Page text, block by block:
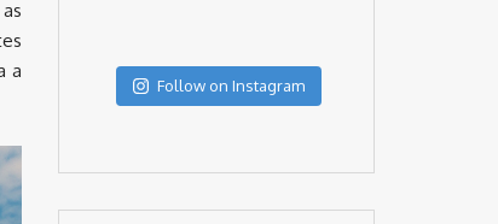
a
Follow on Instagram